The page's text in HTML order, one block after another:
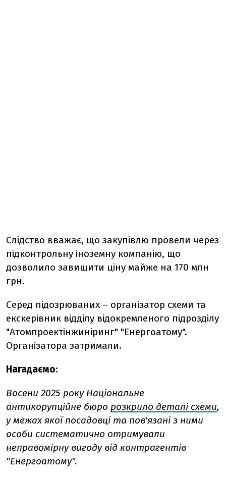
Слідство вважає, що закупівлю провели через
підконтрольну іноземну компанію, що
дозволило завищити ціну майже на 170 млн
грн.
Серед підозрюваних – організатор схеми та
екскерівник відділу відокремленого підрозділу
"Атомпроектінжиніринг" "Енергоатому".
Організатора затримали.
Нагадаємо:
Восени 2025 року Національне
антикорупційне бюро розкрило деталі схеми,
у межах якої посадовці та пов'язані з ними
особи систематично отримували
неправомірну вигоду від контрагентів
"Енергоатому".